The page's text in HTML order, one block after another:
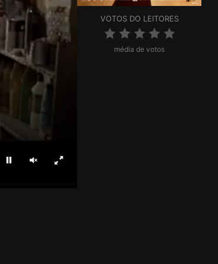
PararLigar somEcrã inteiro
VOTOS DO LEITORES
média de votos